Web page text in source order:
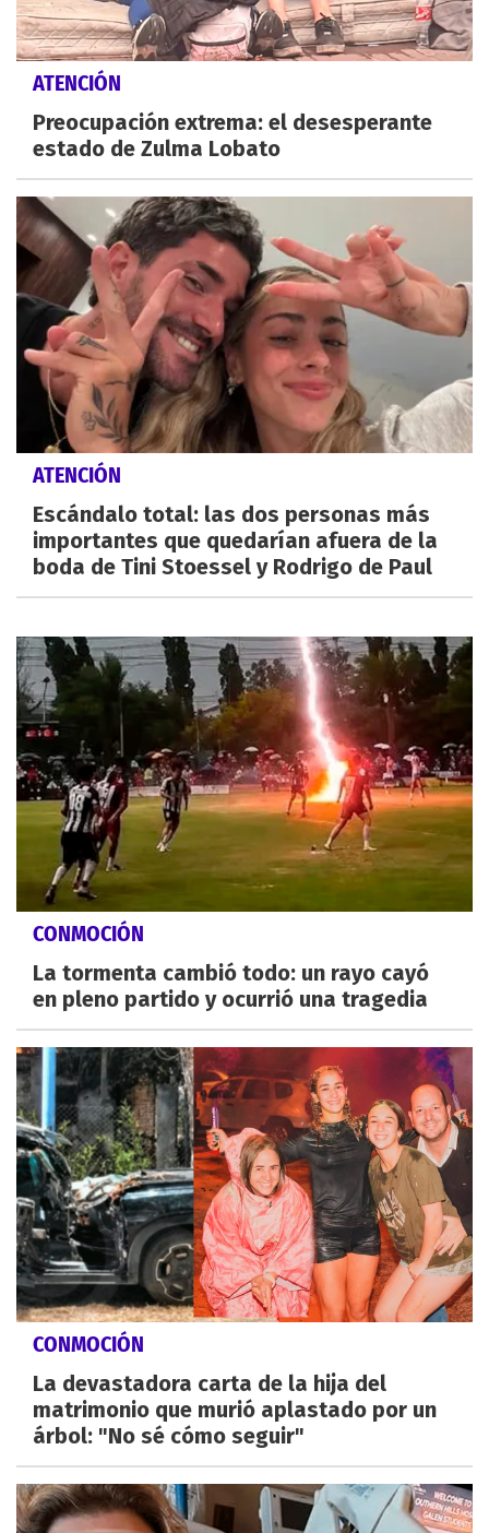
ATENCIÓN
Preocupación extrema: el desesperante
estado de Zulma Lobato
ATENCIÓN
Escándalo total: las dos personas más
importantes que quedarían afuera de la
boda de Tini Stoessel y Rodrigo de Paul
CONMOCIÓN
La tormenta cambió todo: un rayo cayó
en pleno partido y ocurrió una tragedia
CONMOCIÓN
La devastadora carta de la hija del
matrimonio que murió aplastado por un
árbol: "No sé cómo seguir"